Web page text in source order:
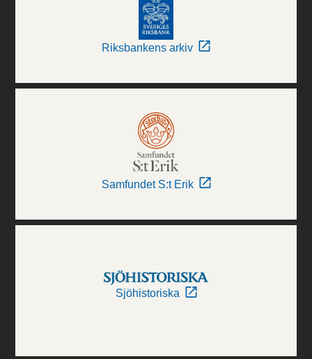
Riksbankens arkiv
Samfundet S:t Erik
Sjöhistoriska